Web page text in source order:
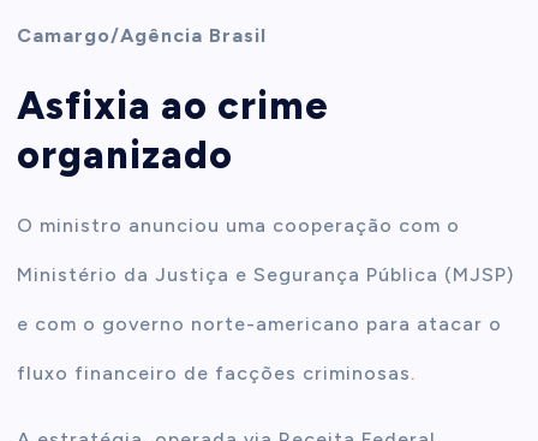
Camargo/Agência Brasil
Asfixia ao crime
organizado
O ministro anunciou uma cooperação com o
Ministério da Justiça e Segurança Pública (MJSP)
e com o governo norte-americano para atacar o
fluxo financeiro de facções criminosas.